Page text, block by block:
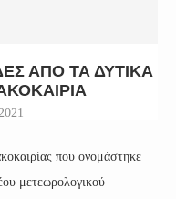
ΑΠΌ ΤΑ ΔΥΤΙΚΆ
που ονομάστηκε
μετεωρολογικού